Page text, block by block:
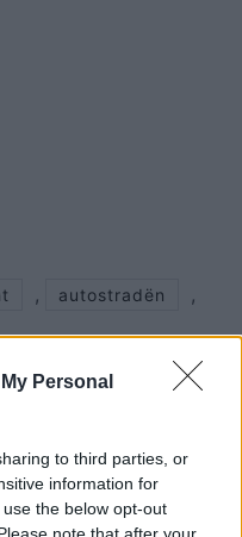
Personal
to third parties, or
information for
the below opt-out
note that after your
, autostradën ,